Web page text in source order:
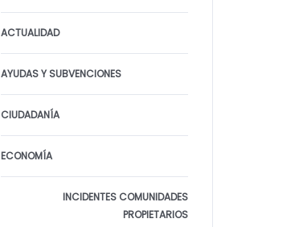
ACTUALIDAD
AYUDAS Y SUBVENCIONES
CIUDADANÍA
ECONOMÍA
INCIDENTES COMUNIDADES
PROPIETARIOS